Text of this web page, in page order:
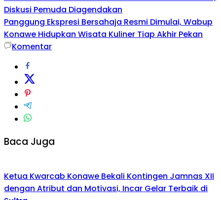
Diskusi Pemuda Diagendakan
Panggung Ekspresi Bersahaja Resmi Dimulai, Wabup
Konawe Hidupkan Wisata Kuliner Tiap Akhir Pekan
Komentar
Baca Juga
Ketua Kwarcab Konawe Bekali Kontingen Jamnas XII
dengan Atribut dan Motivasi, Incar Gelar Terbaik di